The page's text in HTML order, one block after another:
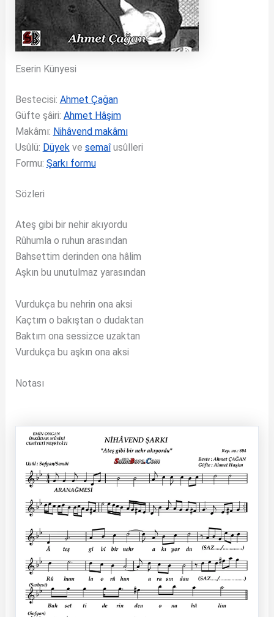
Eserin Künyesi
Bestecisi: Ahmet Çağan
Güfte şâiri: Ahmet Hâşim
Makâmı: Nihâvend makâmı
Usûlü: Düyekve semaîusûlleri
Formu: Şarkı formu
Sözleri
Ateş gibi bir nehir akıyordu
Rûhumla o ruhun arasından
Bahsettim derinden ona hâlim
Aşkın bu unutulmaz yarasından
Vurdukça bu nehrin ona aksi
Kaçtım o bakıştan o dudaktan
Baktım ona sessizce uzaktan
Vurdukça bu aşkın ona aksi
Notası